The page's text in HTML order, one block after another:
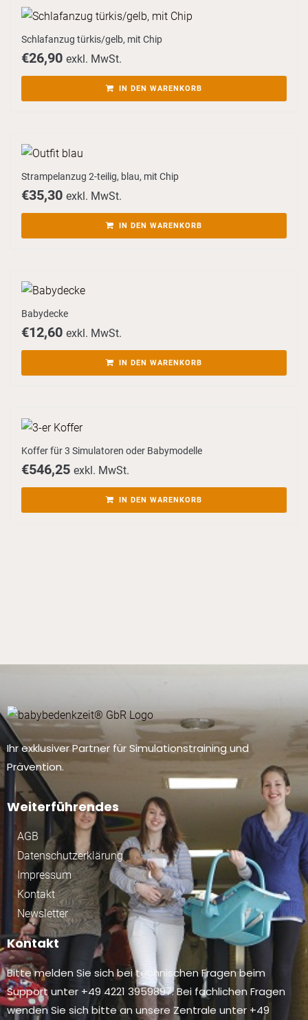
Schlafanzug türkis/gelb, mit Chip
€26,90 exkl. MwSt.
IN DEN WARENKORB
Strampelanzug 2-teilig, blau, mit Chip
€35,30 exkl. MwSt.
IN DEN WARENKORB
Babydecke
€12,60 exkl. MwSt.
IN DEN WARENKORB
Koffer für 3 Simulatoren oder Babymodelle
€546,25 exkl. MwSt.
IN DEN WARENKORB
Ihr exklusiver Partner für Simulationstraining und
Prävention.
Weiterführendes
AGB
Datenschutzerklärung
Impressum
Kontakt
Newsletter
Kontakt
Bitte melden Sie sich bei technischen Fragen beim
Support unter +49 4221 3959897. Bei fachlichen Fragen
wenden Sie sich bitte an unsere Zentrale unter +49